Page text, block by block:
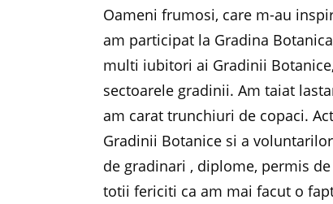
Oameni frumosi, care m-au
am participat la Gradina
multi iubitori ai Gradinii
sectoarele gradinii. Am taiat
am carat trunchiuri de copaci.
Gradinii Botanice si a
de gradinari , diplome, permis
totii fericiti ca am mai facut o